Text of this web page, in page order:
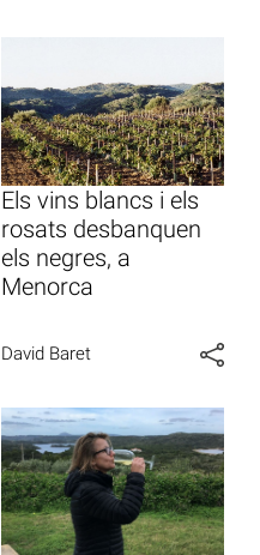
Els vins blancs i els
rosats desbanquen
els negres, a
Menorca
David Baret